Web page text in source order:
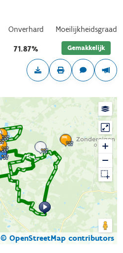
Onverhard
71.87%
Moeilijkheidsgraad
Gemakkelijk
© OpenStreetMap contributors